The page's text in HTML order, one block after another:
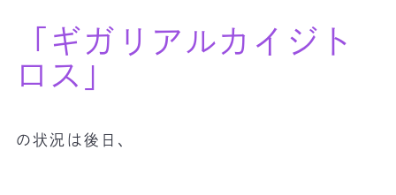
「ギガリアルカイジト
ロス」
の状況は後日、